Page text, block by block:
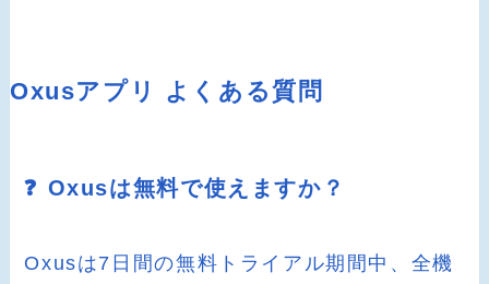
Oxusアプリ よくある質問
❓ Oxusは無料で使えますか？
Oxusは7日間の無料トライアル期間中、全機